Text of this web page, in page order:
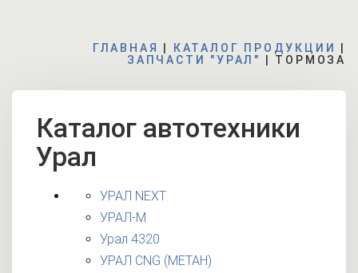
ГЛАВНАЯ КАТАЛОГ ПРОДУКЦИИ
ЗАПЧАСТИ "УРАЛ"
ТОРМОЗА
Каталог автотехники
Урал
УРАЛ NEXT
УРАЛ-М
Урал 4320
УРАЛ CNG (МЕТАН)